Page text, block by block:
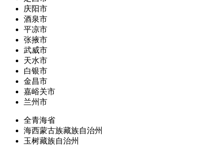
庆阳市
酒泉市
平凉市
张掖市
武威市
天水市
白银市
金昌市
嘉峪关市
兰州市
全青海省
海西蒙古族藏族自治州
玉树藏族自治州